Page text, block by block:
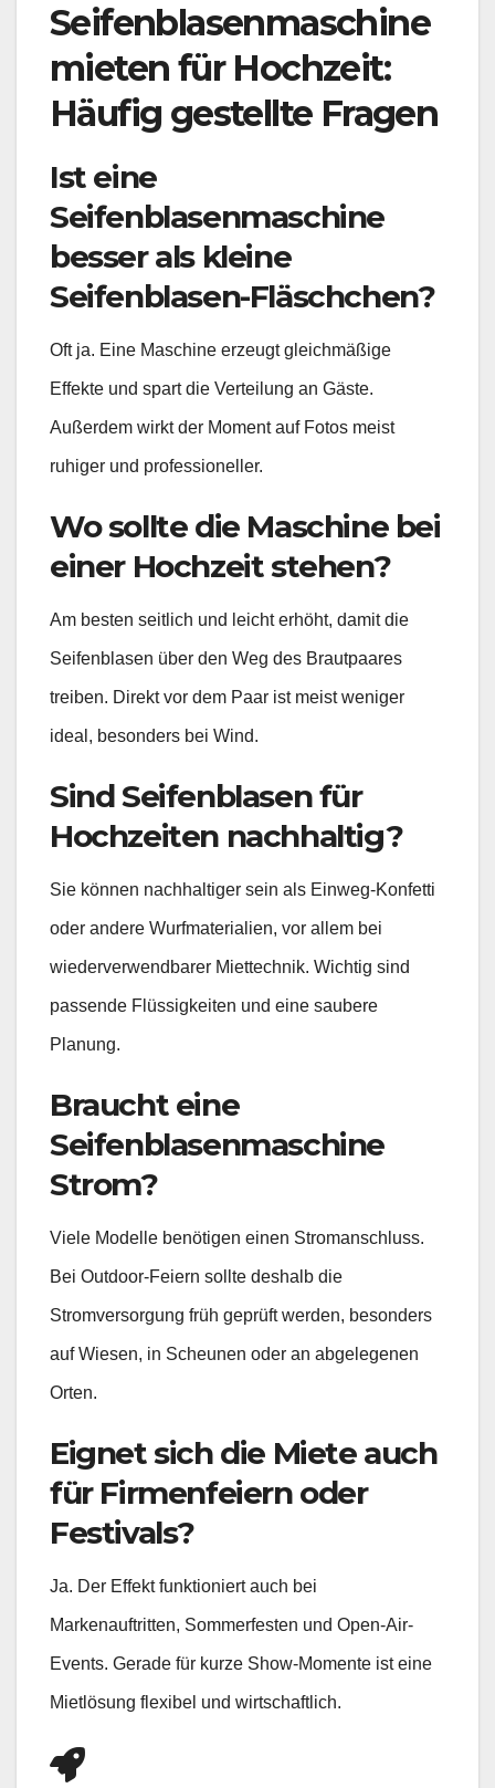
Seifenblasenmaschine
mieten für Hochzeit:
Häufig gestellte Fragen
Ist eine
Seifenblasenmaschine
besser als kleine
Seifenblasen-Fläschchen?
Oft ja. Eine Maschine erzeugt gleichmäßige
Effekte und spart die Verteilung an Gäste.
Außerdem wirkt der Moment auf Fotos meist
ruhiger und professioneller.
Wo sollte die Maschine bei
einer Hochzeit stehen?
Am besten seitlich und leicht erhöht, damit die
Seifenblasen über den Weg des Brautpaares
treiben. Direkt vor dem Paar ist meist weniger
ideal, besonders bei Wind.
Sind Seifenblasen für
Hochzeiten nachhaltig?
Sie können nachhaltiger sein als Einweg-Konfetti
oder andere Wurfmaterialien, vor allem bei
wiederverwendbarer Miettechnik. Wichtig sind
passende Flüssigkeiten und eine saubere
Planung.
Braucht eine
Seifenblasenmaschine
Strom?
Viele Modelle benötigen einen Stromanschluss.
Bei Outdoor-Feiern sollte deshalb die
Stromversorgung früh geprüft werden, besonders
auf Wiesen, in Scheunen oder an abgelegenen
Orten.
Eignet sich die Miete auch
für Firmenfeiern oder
Festivals?
Ja. Der Effekt funktioniert auch bei
Markenauftritten, Sommerfesten und Open-Air-
Events. Gerade für kurze Show-Momente ist eine
Mietlösung flexibel und wirtschaftlich.